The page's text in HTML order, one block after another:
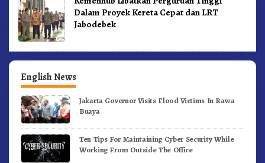
Dalam Proyek Kereta Cepat dan LRT
Jabodebek
English News
Jakarta Governor Visits Flood Victims In Rawa
Buaya
Ten Tips For Maintaining Cyber Security While
Working From Outside The Office